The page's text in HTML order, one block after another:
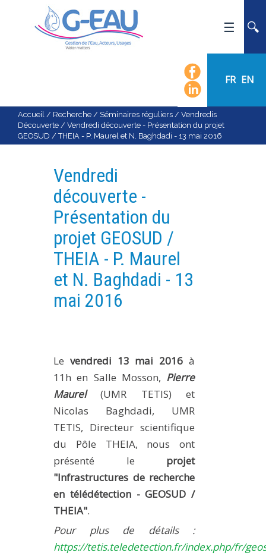
FR EN
ACTUALITÉS
AGENDA
CALENDRIER DES ÉVÈNEMENTS
ORGANIGRAMME
LISTE DU PERSONNEL
RECRUTEMENT
RECHERCHE
PLATEFORMES EXPÉRIMENTALES
IMPLANTATIONS GÉOGRAPHIQUES
NOS RÉSEAUX SCIENTIFIQUES ET TECHNIQUES
SÉMINAIRES RÉGULIERS
FORMATION
MASTER
INGÉNIEUR
FORMATION DOCTORALE
THÈSES EN COURS
PRODUCTION
MÉTHODES ET OUTILS
Accueil / Recherche / Séminaires réguliers / Vendredis
Découverte / Vendredi découverte - Présentation du projet
GEOSUD / THEIA - P. Maurel et N. Baghdadi - 13 mai 2016
Vendredi
découverte -
Présentation du
projet GEOSUD /
THEIA - P. Maurel
et N. Baghdadi - 13
mai 2016
Le vendredi 13 mai 2016 à
11h en Salle Mosson, Pierre
Maurel
(UMR TETIS) et
Nicolas Baghdadi, UMR
TETIS, Directeur scientifique
du Pôle THEIA, nous ont
présenté le projet
"Infrastructures de recherche
en télédétection - GEOSUD /
THEIA".
Pour plus de détails :
https://tetis.teledetection.fr/index.php/fr/